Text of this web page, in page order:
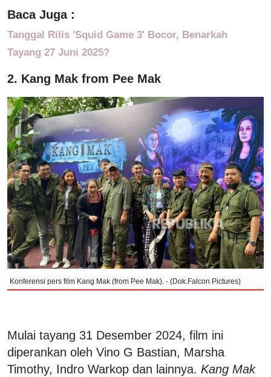
Baca Juga :
Tanggal Rilis 'Squid Game 3' Bocor, Benarkah
Tayang 27 Juni 2025?
2. Kang Mak from Pee Mak
Konferensi pers film Kang Mak (from Pee Mak). - (Dok.Falcon Pictures)
Mulai tayang 31 Desember 2024, film ini
diperankan oleh Vino G Bastian, Marsha
Timothy, Indro Warkop dan lainnya. Kang Mak